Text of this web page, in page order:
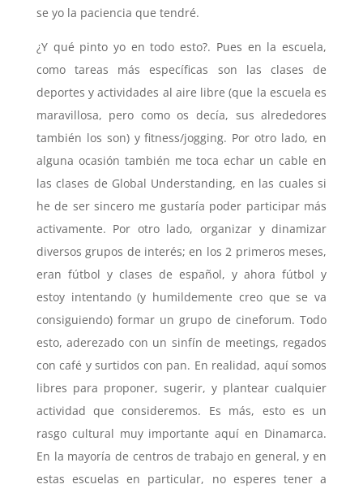
se yo la paciencia que tendré.
¿Y qué pinto yo en todo esto?. Pues en la escuela,
como tareas más específicas son las clases de
deportes y actividades al aire libre (que la escuela es
maravillosa, pero como os decía, sus alrededores
también los son) y fitness/jogging. Por otro lado, en
alguna ocasión también me toca echar un cable en
las clases de Global Understanding, en las cuales si
he de ser sincero me gustaría poder participar más
activamente. Por otro lado, organizar y dinamizar
diversos grupos de interés; en los 2 primeros meses,
eran fútbol y clases de español, y ahora fútbol y
estoy intentando (y humildemente creo que se va
consiguiendo) formar un grupo de cineforum. Todo
esto, aderezado con un sinfín de meetings, regados
con café y surtidos con pan. En realidad, aquí somos
libres para proponer, sugerir, y plantear cualquier
actividad que consideremos. Es más, esto es un
rasgo cultural muy importante aquí en Dinamarca.
En la mayoría de centros de trabajo en general, y en
estas escuelas en particular, no esperes tener a